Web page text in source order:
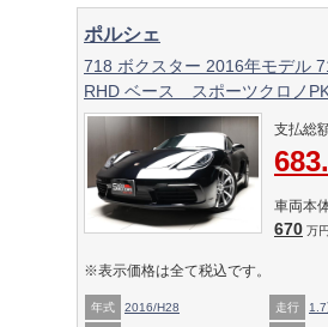
ポルシェ
718 ボクスター 2016年モデル
RHD ベース スポーツクロノ
ックメタリック
支払総
車両本
670 万円
※表示価格は全て税込です。
年式 2016/H28 走行